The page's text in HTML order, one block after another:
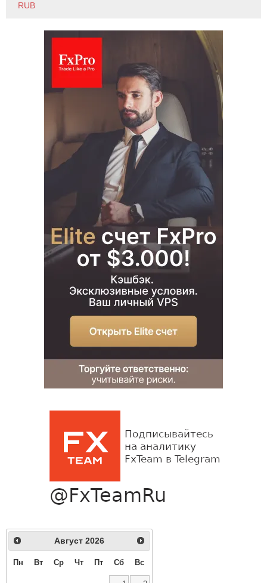
RUB
Август 2026
Пн Вт Ср Чт Пт Сб Вс